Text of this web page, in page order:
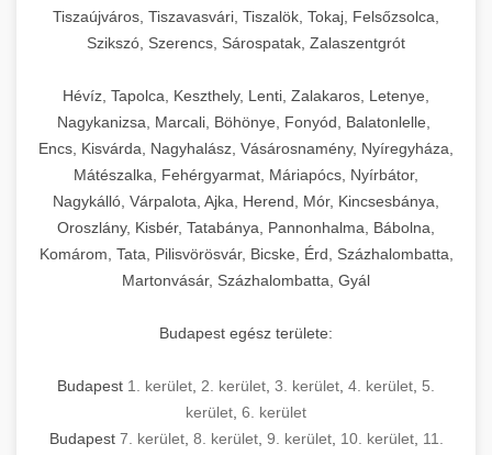
Tiszaújváros, Tiszavasvári, Tiszalök, Tokaj, Felsőzsolca,
Szikszó, Szerencs, Sárospatak, Zalaszentgrót
Hévíz, Tapolca, Keszthely, Lenti, Zalakaros, Letenye,
Nagykanizsa, Marcali, Böhönye, Fonyód, Balatonlelle,
Encs, Kisvárda, Nagyhalász, Vásárosnamény, Nyíregyháza,
Mátészalka, Fehérgyarmat, Máriapócs, Nyírbátor,
Nagykálló, Várpalota, Ajka, Herend, Mór, Kincsesbánya,
Oroszlány, Kisbér, Tatabánya, Pannonhalma, Bábolna,
Komárom, Tata, Pilisvörösvár, Bicske, Érd, Százhalombatta,
Martonvásár, Százhalombatta, Gyál
Budapest egész területe:
Budapest 1. kerület 2. kerület 3. kerület 4. kerület 5.
kerület 6. kerület
Budapest 7. kerület, 8. kerület, 9. kerület, 10. kerület, 11.